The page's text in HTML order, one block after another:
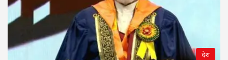
देश